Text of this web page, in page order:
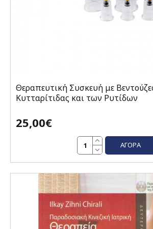
Θεραπευτική Συσκευή με
Κυτταρίτιδας και των Ρυτίδων
25,00€
ΑΓΟΡΆ